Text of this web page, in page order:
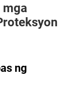
mga
ng